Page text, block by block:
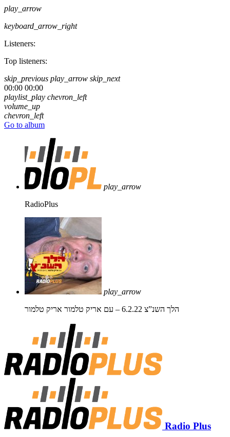
play_arrow
keyboard_arrow_right
Listeners:
Top listeners:
skip_previous play_arrow skip_next
00:00 00:00
playlist_play chevron_left
volume_up
chevron_left
Go to album
play_arrow
RadioPlus
play_arrow
הלך השנ”צ 6.2.22 – עם אריק טלמור
אריק טלמור
Radio Plus